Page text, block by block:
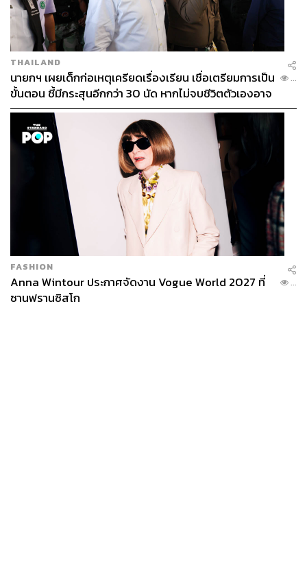
THAILAND
นายกฯ เผยเด็กก่อเหตุเครียดเรื่องเรียน เชื่อเตรียมการเป็น
ขั้นตอน ชี้มีกระสุนอีกกว่า 30 นัด หากไม่จบชีวิตตัวเองอาจ
สูญเสียเพิ่ม
...
FASHION
Anna Wintour ประกาศจัดงาน Vogue World 2027 ที่
ซานฟรานซิสโก
...